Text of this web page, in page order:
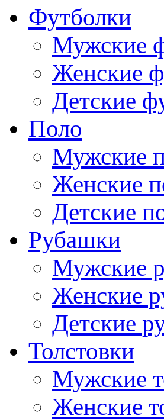
Футболки
Мужские
Женские
Детские
Поло
Мужские
Женские
Детские
Рубашки
Мужские
Женские
Детские
Толстовки
Мужские
Женские